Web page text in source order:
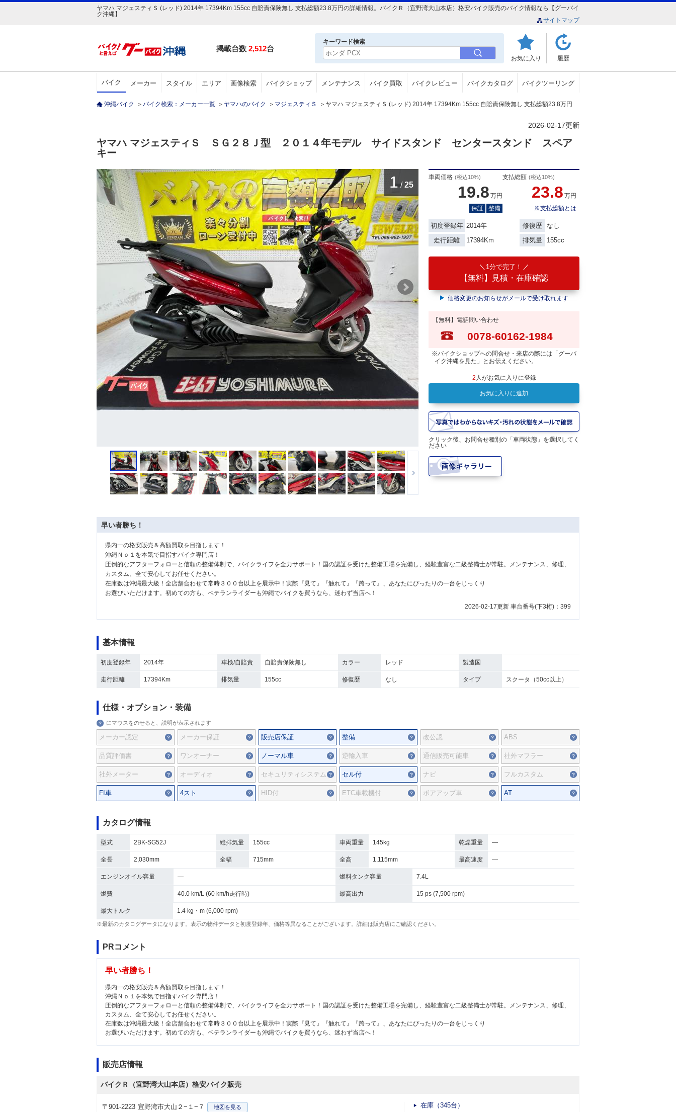
ヤマハ マジェスティＳ (レッド) 2014年 17394Km 155cc 自賠責保険無し 支払総額23.8万円の詳細情報。バイクＲ（宜野湾大山本店）格安バイク販売のバイク情報なら【グーバイ
ク沖縄】
サイトマップ
掲載台数 2,512台
キーワード検索
お気に入り 履歴
バイク メーカー スタイル エリア 画像検索 バイクショップ メンテナンス バイク買取 バイクレビュー バイクカタログ バイクツーリング
沖縄バイク ＞ バイク検索：メーカー一覧 ＞ ヤマハのバイク ＞ マジェスティＳ ＞ ヤマハ マジェスティＳ (レッド) 2014年 17394Km 155cc 自賠責保険無し 支払総額23.8万円
2026-02-17更新
ヤマハ マジェスティＳ ＳＧ２８Ｊ型 ２０１４年モデル サイドスタンド センタースタンド スペア
キー
1 / 25
車両価格 (税込10%)
19.8 万円
保証
整備
支払総額 (税込10%)
23.8 万円
※支払総額とは
初度登録年 2014年 修復歴
なし
走行距離
17394Km 排気量 155cc
1分で完了！
【無料】見積・在庫確認
価格変更のお知らせがメールで受け取れます
【無料】電話問い合わせ
0078-60162-1984
※バイクショップへの問合せ・来店の際には「グーバ
イク沖縄を見た」とお伝えください。
2 人がお気に入りに登録
お気に入りに追加
クリック後、お問合せ種別の「車両状態」を選択してく
ださい
早い者勝ち！
県内一の格安販売＆高額買取を目指します！
沖縄Ｎｏ１を本気で目指すバイク専門店！
圧倒的なアフターフォローと信頼の整備体制で、バイクライフを全力サポート！国の認証を受けた整備工場を完備し、経験豊富な二級整備士が常駐。メンテナンス、修理、
カスタム、全て安心してお任せください。
在庫数は沖縄最大級！全店舗合わせて常時３００台以上を展示中！実際『見て』『触れて』『跨って』、あなたにぴったりの一台をじっくり
お選びいただけます。初めての方も、ベテランライダーも沖縄でバイクを買うなら、迷わず当店へ！
2026-02-17更新 車台番号(下3桁)：399
基本情報
初度登録年 2014年 車検/自賠責 自賠責保険無し カラー レッド 製造国
走行距離 17394Km 排気量 155cc 修復歴 なし タイプ スクータ（50cc以上）
仕様・オプション・装備
にマウスをのせると、説明が表示されます
メーカー認定 メーカー保証 販売店保証 整備 改公認 ABS
品質評価書 ワンオーナー ノーマル車 逆輸入車 通信販売可能車 社外マフラー
社外メーター オーディオ セキュリティシステム セル付 ナビ フルカスタム
FI車 4スト HID付 ETC車載機付 ボアアップ車 AT
カタログ情報
型式 2BK-SG52J 総排気量 155cc 車両重量 145kg 乾燥重量 ―
全長 2,030mm 全幅 715mm 全高 1,115mm 最高速度 ―
エンジンオイル容量 ― 燃料タンク容量 7.4L
燃費 40.0 km/L (60 km/h走行時) 最高出力 15 ps (7,500 rpm)
最大トルク 1.4 kg・m (6,000 rpm)
※最新のカタログデータになります。表示の物件データと初度登録年、価格等異なることがございます。詳細は販売店にご確認ください。
PRコメント
早い者勝ち！
県内一の格安販売＆高額買取を目指します！
沖縄Ｎｏ１を本気で目指すバイク専門店！
圧倒的なアフターフォローと信頼の整備体制で、バイクライフを全力サポート！国の認証を受けた整備工場を完備し、経験豊富な二級整備士が常駐。メンテナンス、修理、
カスタム、全て安心してお任せください。
在庫数は沖縄最大級！全店舗合わせて常時３００台以上を展示中！実際『見て』『触れて』『跨って』、あなたにぴったりの一台をじっくり
お選びいただけます。初めての方も、ベテランライダーも沖縄でバイクを買うなら、迷わず当店へ！
販売店情報
バイクＲ（宜野湾大山本店）格安バイク販売
〒901-2223 宜野湾市大山２−１−７ 地図を見る
在庫（345台）